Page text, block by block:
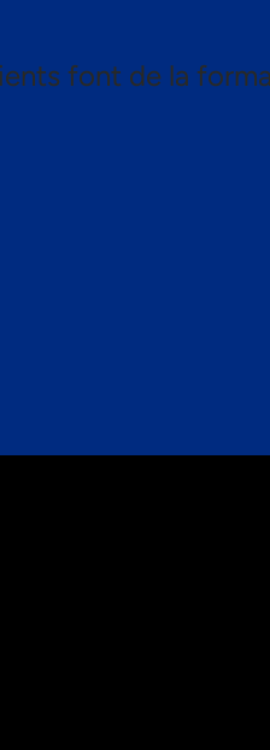
font de la